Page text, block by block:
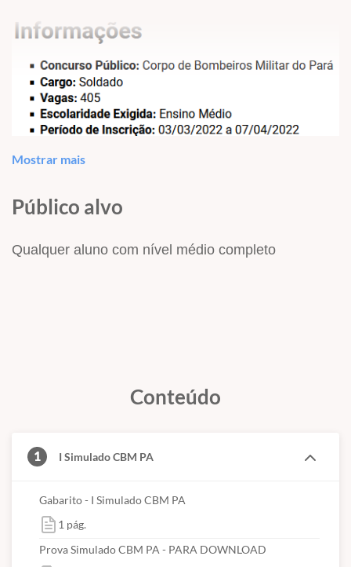
Mostrar mais
Público alvo
Qualquer aluno com nível médio completo
Conteúdo
1 I Simulado CBM PA
Gabarito - I Simulado CBM PA
1 pág.
Prova Simulado CBM PA - PARA DOWNLOAD